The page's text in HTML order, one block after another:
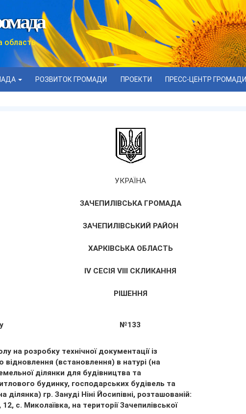
область
РОЗВИТОК ГРОМАДИ ПРОЕКТИ ПРЕСС-ЦЕНТР ГРОМАДИ
УКРАЇНА
ЗАЧЕПИЛІВСЬКА ГРОМАДА
ЗАЧЕПИЛІВСЬКИЙ РАЙОН
ХАРКІВСЬКА ОБЛАСТЬ
ІV СЕСІЯ VІІІ СКЛИКАННЯ
РІШЕННЯ
№133
на розробку технічної документації із
(встановлення) в натурі (на
ділянки для будівництва та
будинку, господарських будівель та
ділянка) гр. Зануді Ніні Йосипівні, розташованій:
с. Миколаївка, на території Зачепилівської